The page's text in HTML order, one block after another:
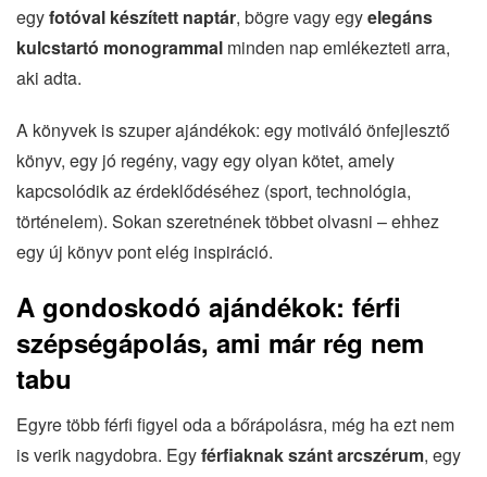
egyfotóval készített naptár, bögre vagy egyelegáns
kulcstartó monogrammal minden nap emlékezteti arra,
aki adta.
A könyvek is szuper ajándékok: egy motiváló önfejlesztő
könyv, egy jó regény, vagy egy olyan kötet, amely
kapcsolódik az érdeklődéséhez (sport, technológia,
történelem). Sokan szeretnének többet olvasni – ehhez
egy új könyv pont elég inspiráció.
A gondoskodó ajándékok: férfi
szépségápolás, ami már rég nem
tabu
Egyre több férfi figyel oda a bőrápolásra, még ha ezt nem
is verik nagydobra. Egyférfiaknak szánt arcszérum, egy